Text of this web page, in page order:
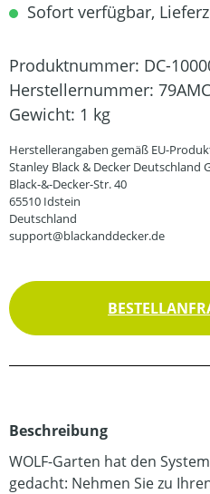
Sofort verfügbar,
Produktnummer: DC-
Herstellernummer:
Gewicht: 1 kg
Herstellerangaben gemäß EU-
Stanley Black & Decker Deutschland
Black-&-Decker-Str. 40
65510 Idstein
Deutschland
support@blackanddecker.de
Beschreibung
WOLF-Garten hat den
gedacht: Nehmen Sie zu